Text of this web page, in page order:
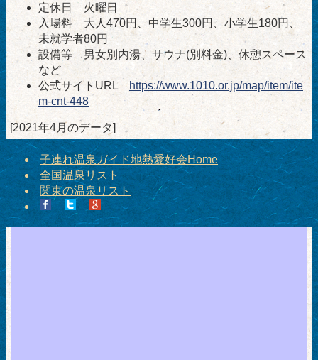
定休日 火曜日
入場料 大人470円、中学生300円、小学生180円、
未就学者80円
設備等 男女別内湯、サウナ(別料金)、休憩スペース
など
公式サイトURL
https://www.1010.or.jp/map/item/ite
m-cnt-448
[2021年4月のデータ]
子連れ温泉ガイド地熱愛好会Home
全国温泉リスト
関東の温泉リスト